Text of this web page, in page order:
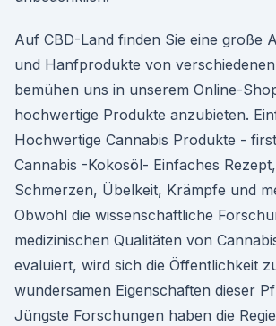
Auf CBD-Land finden Sie eine große
und Hanfprodukte von
bemühen uns in unserem Online-
hochwertige Produkte anzubieten.
Hochwertige Cannabis Produkte -
Cannabis -Kokosöl- Einfaches
Schmerzen, Übelkeit, Krämpfe und
Obwohl die wissenschaftliche
medizinischen Qualitäten von
evaluiert, wird sich die Öffentlichkeit
wundersamen Eigenschaften dieser
Jüngste Forschungen haben die